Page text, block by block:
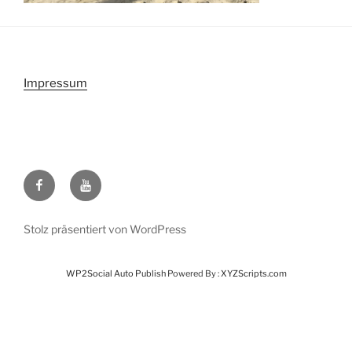
Impressum
FacebookYoutube
Stolz präsentiert von WordPress
WP2Social Auto PublishPowered By :XYZScripts.com